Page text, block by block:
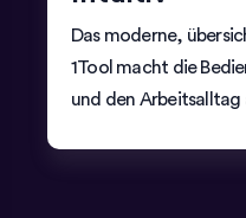
Das moderne,
1Tool macht die
und den Arbeitsalltag